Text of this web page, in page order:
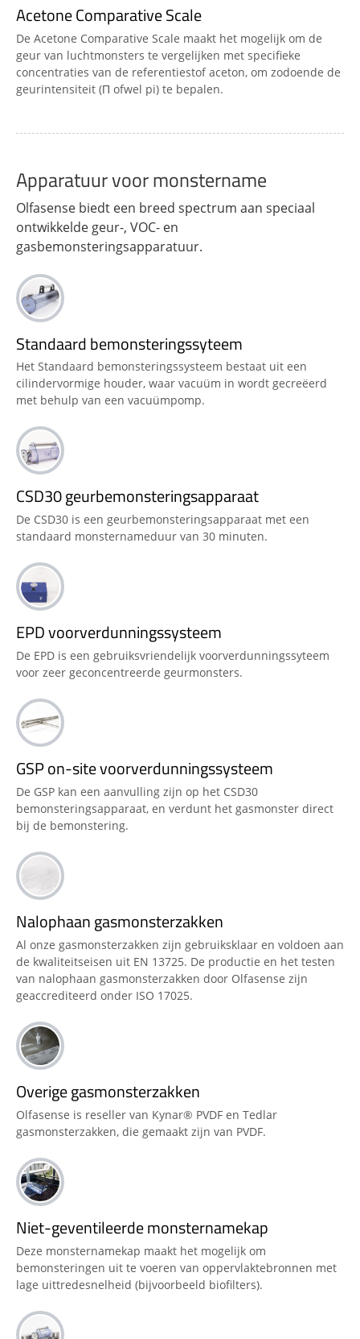
Acetone Comparative Scale
De Acetone Comparative Scale maakt het mogelijk om de
geur van luchtmonsters te vergelijken met specifieke
concentraties van de referentiestof aceton, om zodoende de
geurintensiteit (Π ofwel pi) te bepalen.
Apparatuur voor monstername
Olfasense biedt een breed spectrum aan speciaal
ontwikkelde geur-, VOC- en
gasbemonsteringsapparatuur.
Standaard bemonsteringssyteem
Het Standaard bemonsteringssysteem bestaat uit een
cilindervormige houder, waar vacuüm in wordt gecreëerd
met behulp van een vacuümpomp.
CSD30 geurbemonsteringsapparaat
De CSD30 is een geurbemonsteringsapparaat met een
standaard monsternameduur van 30 minuten.
EPD voorverdunningssysteem
De EPD is een gebruiksvriendelijk voorverdunningssyteem
voor zeer geconcentreerde geurmonsters.
GSP on-site voorverdunningssysteem
De GSP kan een aanvulling zijn op het CSD30
bemonsteringsapparaat, en verdunt het gasmonster direct
bij de bemonstering.
Nalophaan gasmonsterzakken
Al onze gasmonsterzakken zijn gebruiksklaar en voldoen aan
de kwaliteitseisen uit EN 13725. De productie en het testen
van nalophaan gasmonsterzakken door Olfasense zijn
geaccrediteerd onder ISO 17025.
Overige gasmonsterzakken
Olfasense is reseller van Kynar® PVDF en Tedlar
gasmonsterzakken, die gemaakt zijn van PVDF.
Niet-geventileerde monsternamekap
Deze monsternamekap maakt het mogelijk om
bemonsteringen uit te voeren van oppervlaktebronnen met
lage uittredesnelheid (bijvoorbeeld biofilters).